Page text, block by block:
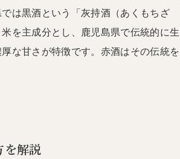
は黒酒という「灰持酒（あくもちざ
を主成分とし、鹿児島県で伝統的に生
な甘さが特徴です。赤酒はその伝統を
を解説